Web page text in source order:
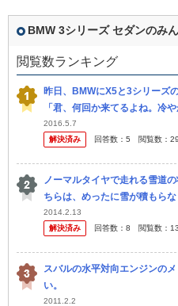
BMW 3シリーズ セダンのみ
閲覧数ランキング
昨日、BMWにX5と3シリーズ
「君、何回か来てるよね。冷
た。 」 普通、車を買う時って
じゃないの...
2016.5.7
解決済み
回答数： 5 閲覧数：
ノーマルタイヤで走れる雪道
ちらは、めったに雪が積もら
で通常の道を走ると、時に雨
スタット...
2014.2.13
解決済み
回答数： 8 閲覧数：
スバルの水平対向エンジンの
い。
2011.2.2